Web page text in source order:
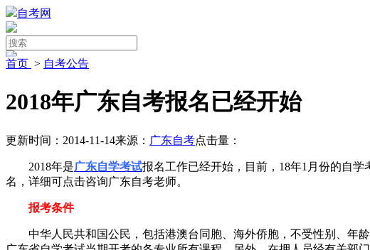
自考网
首页 > 自考公告
2018年广东自考报名已经开始
更新时间：2014-11-14来源： 广东自考点击量：
2018年是广东自学考试报名工作已经开始，目前，18年1月份的自
名，详细可点击咨询广东自考老师。
报考条件
中华人民共和国公民，包括港澳台同胞、海外侨胞，不受性别、年龄